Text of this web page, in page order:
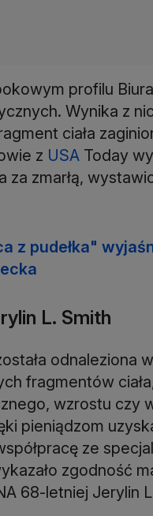
profilu
Wynika z
ciała
z USA Today
za zmarłą,
z pudełka"
L. Smith
odnaleziona
fragmentów
wzrostu czy
pieniądzom
ze
zgodność
68-letniej Jerylin